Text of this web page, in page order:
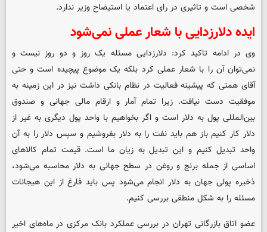
شخصی است و تاثیری در رای اعتماد یا استیضاح وزیر ندارد.
ایده دلارزدایی با شعار عملی نمی‌شود
وی در ادامه تاکید کرد: دلارزدایی مسئله یک روز و دو روز نیست و
نمی‌توان آن را با شعار عملی کرد بلکه یک موضوع پیچیده است و حتی
آقای همتی که پیشینه فعالیت در نظام بانکی داشت نیز در این زمینه به
موفقیت دست نیافت. زیرا تمام آمار و ارقام مالی جهانی و صندوق
بین‌المللی پول به دلار است و اگر بخواهیم با واحد پول دیگری به غیر از
دلار کار کنیم باز هم باید نفت را به دلار بفروشیم و سپس دلار را به آن
واحد تبدیل کنیم و این تبدیل به زیان ما است. قیمت تمام کالاهای
اساسی از جمله برنج و روغن در سطح جهانی به دلار محاسبه می‌شود،
ذخیره پولی جهان به دلار انجام می‌شود پس باید فارغ از این هیجانات
مسئله را به شکل منطقی بررسی کنیم.
عضو اتاق بازرگانی تهران در بررسی عملکرد بانک مرکزی در ماه‌های اخیر